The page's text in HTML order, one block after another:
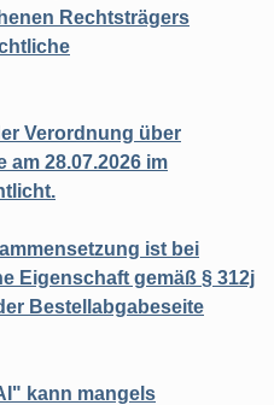
Rechtsträgers
Verordnung über
am 28.07.2026 im
ist bei
Eigenschaft gemäß § 312j
Bestellabgabeseite
kann mangels